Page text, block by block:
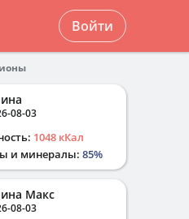
Войти
08-03
1048 кКал
и минералы: 85%
Макс
08-03